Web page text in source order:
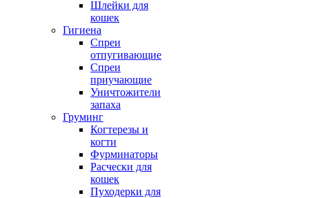
Шлейки для
кошек
Гигиена
Спреи
отпугивающие
Спреи
приучающие
Уничтожители
запаха
Груминг
Когтерезы и
когти
Фурминаторы
Расчески для
кошек
Пуходерки для